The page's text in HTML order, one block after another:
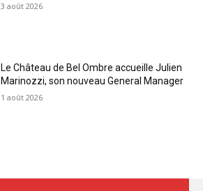
3 août 2026
Le Château de Bel Ombre accueille Julien
Marinozzi, son nouveau General Manager
1 août 2026